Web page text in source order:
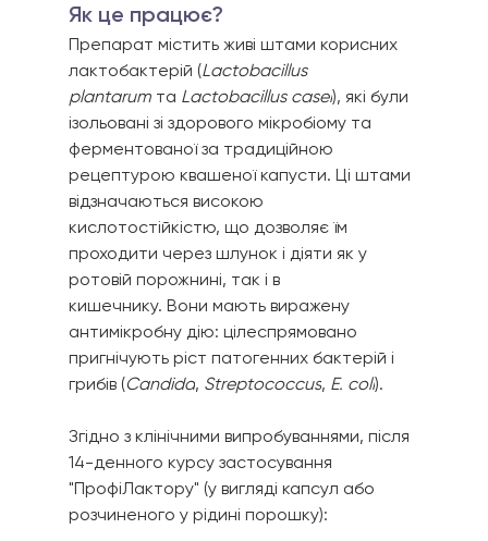
Як це працює?
Препарат містить живі штами корисних
лактобактерій (Lactobacillus
plantarum та Lactobacillus casei), які були
ізольовані зі здорового мікробіому та
ферментованої за традиційною
рецептурою квашеної капусти. Ці штами
відзначаються високою
кислотостійкістю, що дозволяє їм
проходити через шлунок і діяти як у
ротовій порожнині, так і в
кишечнику. Вони мають виражену
антимікробну дію: цілеспрямовано
пригнічують ріст патогенних бактерій і
грибів (Candida, Streptococcus, E. coli).
Згідно з клінічними випробуваннями, після
14-денного курсу застосування
"ПрофіЛактору" (у вигляді капсул або
розчиненого у рідині порошку):